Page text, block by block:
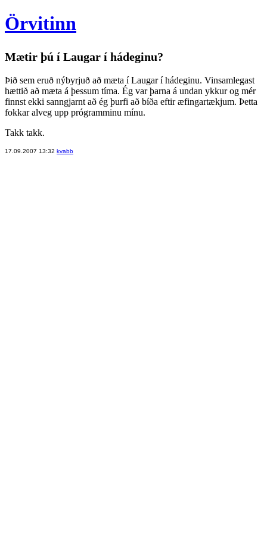
Örvitinn
Mætir þú í Laugar í hádeginu?
Þið sem eruð nýbyrjuð að mæta í Laugar í hádeginu. Vinsamlegast
hættið að mæta á þessum tíma. Ég var þarna á undan ykkur og mér
finnst ekki sanngjarnt að ég þurfi að bíða eftir æfingartækjum. Þetta
fokkar alveg upp prógramminu mínu.
Takk takk.
17.09.2007 13:32 kvabb